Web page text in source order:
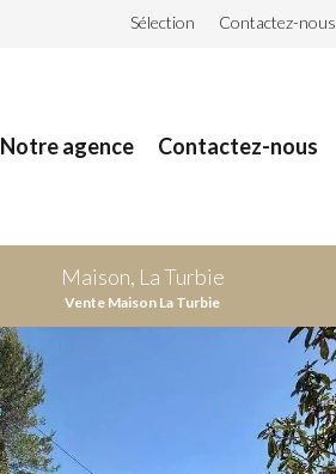
Sélection Contactez-nous
Notre agence Contactez-nous
Maison, La Turbie
Vente Maison La Turbie